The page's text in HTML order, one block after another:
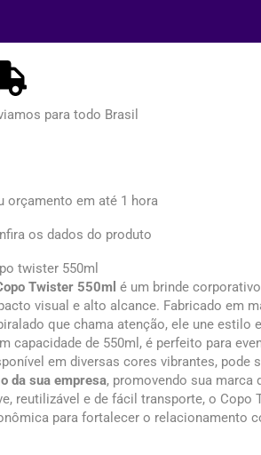
para todo Brasil
orçamento em até 1 hora
os dados do produto
twister 550ml
Twister 550ml é um brinde
visual e alto alcance. Fabricado em
que chama atenção, ele une estilo
capacidade de 550ml, é perfeito para
em diversas cores vibrantes, pode
da sua empresa, promovendo sua marca
reutilizável e de fácil transporte, o
para fortalecer o relacionamento